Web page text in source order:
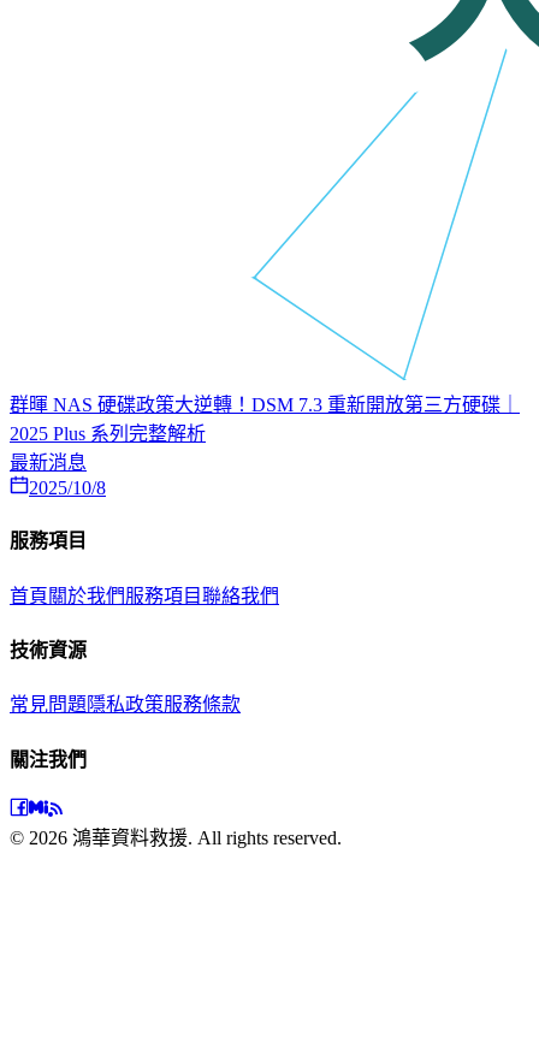
群暉 NAS 硬碟政策大逆轉！DSM 7.3 重新開放第三方硬碟｜
2025 Plus 系列完整解析
最新消息
2025/10/8
服務項目
首頁 關於我們服務項目聯絡我們
技術資源
常見問題隱私政策服務條款
關注我們
© 2026 鴻華資料救援. All rights reserved.